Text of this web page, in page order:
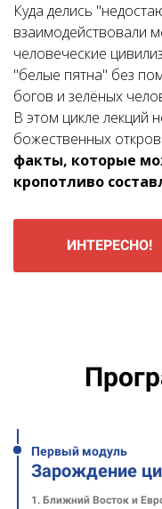
Куда делись
взаимодействовали
человеческие
"белые пятна" без
богов и зелёных
В этом цикле лекций
божественных
факты, которые
кропотливо
ИНТЕРЕСНО!
Первый модуль
Зарождение
1. Ближний Восток и